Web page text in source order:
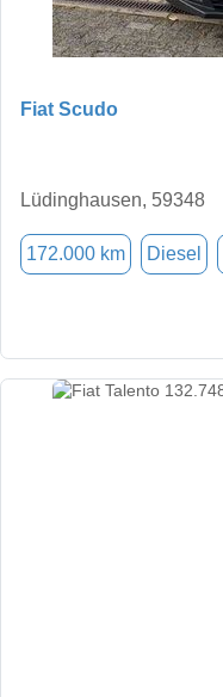
Fiat Scudo
Lüdinghausen, 59348
172.000 km Diesel